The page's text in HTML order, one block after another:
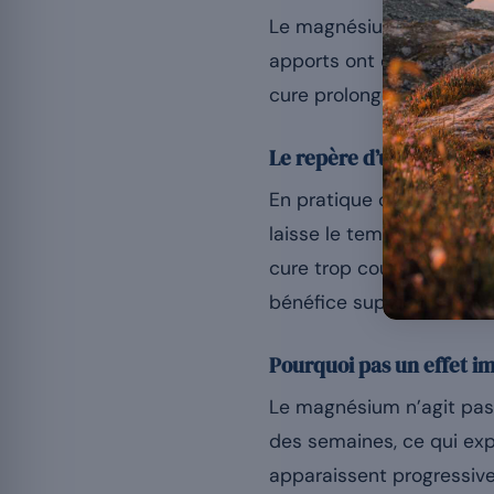
Le magnésium est un
apports ont été
cure prolongée plutôt
Le repère d’un à trois
En pratique courante,
laisse le temps à
cure trop courte risque
bénéfice
Pourquoi pas un effet
Le magnésium n’agit
des semaines, ce qui
apparaissent